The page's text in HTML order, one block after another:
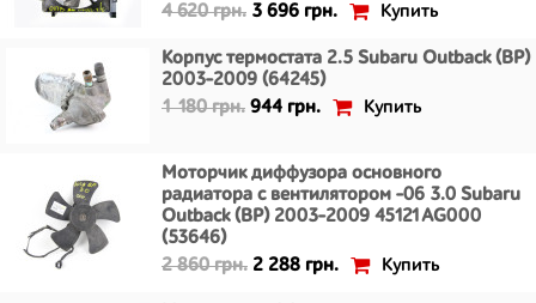
4 620 грн. 3 696 грн. Купить
Корпус термостата 2.5 Subaru Outback (BP)
2003-2009 (64245)
1 180 грн. 944 грн. Купить
Моторчик диффузора основного
радиатора с вентилятором -06 3.0 Subaru
Outback (BP) 2003-2009 45121AG000
(53646)
2 860 грн. 2 288 грн. Купить